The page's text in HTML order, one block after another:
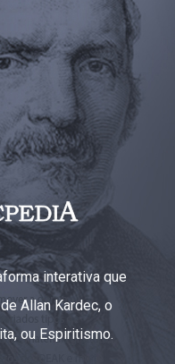
interativa que
Allan Kardec, o
ou Espiritismo.